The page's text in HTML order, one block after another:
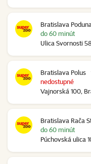
Bratislava
Ulica Svornosti
do 60 minút
Bratislava Polus
Vajnorská 100,
nedostupné
Bratislava Rača
Púchovská ulica
do 60 minút